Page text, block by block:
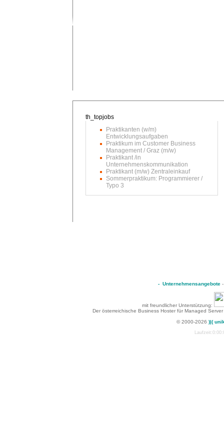
Praktikanten (w/m)
Entwicklungsaufgaben
Praktikum im Customer Business
Management / Graz (m/w)
Praktikant /in
Unternehmenskommunikation
Praktikant (m/w) Zentraleinkauf
Sommerpraktikum: Programmierer /
Typo 3
- Unternehmensangebote
mit freundlicher Unterstützung:
Der österreichische Business Hoster für Managed
© 2000-2026 )|(